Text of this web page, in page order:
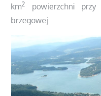
km2
powierzchni przy
brzegowej.